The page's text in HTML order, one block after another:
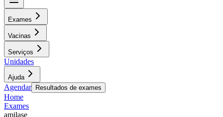
Exames
Vacinas
Serviços
Unidades
Ajuda
Agendar Resultados de exames
Home
Exames
amilase